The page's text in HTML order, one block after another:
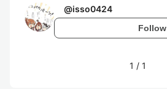
@isso0424
Follow
1 / 1